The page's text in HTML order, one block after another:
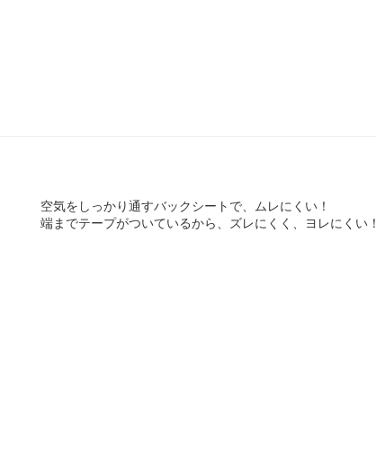
空気をしっかり通すバックシートで、ムレにくい！
端までテープがついているから、ズレにくく、ヨレにくい！